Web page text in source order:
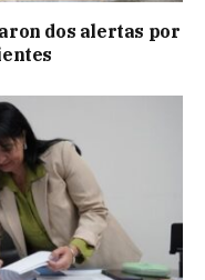
dos alertas por